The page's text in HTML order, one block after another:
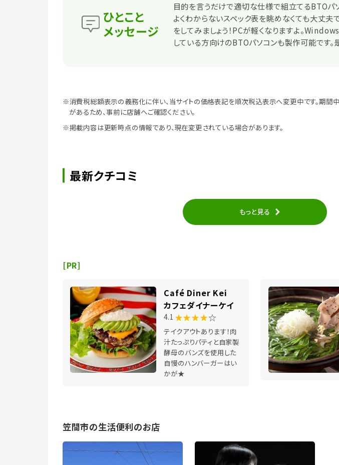
ひとこと
メッセージ
目的を言うだけで適切な仕様で組立てるBTOパ
よくわからないスペック表を眺めなくても大丈夫
をしてみましょう！PCが軽くなりますよ。
している方向けのBTOパソコンも製作可能です。
※消費税総額表示の義務化に伴い、当サイトの価格表記を順次税込表示へ変更中です。期間
があるため、事前に店舗へご確認ください。
※掲載内容は更新時点の情報であり、現在変更されている場合があります。
最新クチコミ
もっと見る
[PR]
Café Diner Kei
カフェダイナーケイ
4.1 ★★★★☆
テイクアウトあります！肉
汁たっぷりパティと自家製
酵母のバンズを使用した
自慢のハンバーガーはい
かが★
笠間市の生活便利のお店